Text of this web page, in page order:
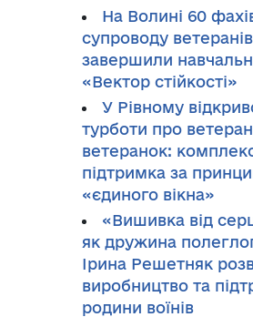
На Волині 60
супроводу
завершили
«Вектор стійкості»
У Рівному
турботи про
ветеранок:
підтримка за
«єдиного вікна»
«Вишивка від
як дружина
Ірина Решетняк
виробництво та
родини воїнів